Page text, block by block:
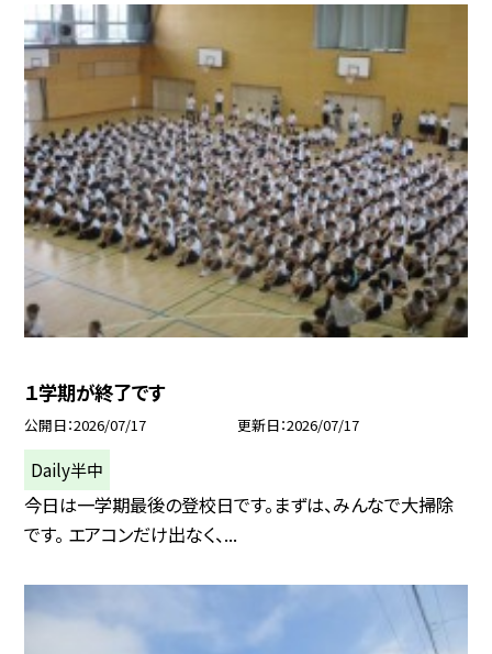
１学期が終了です
公開日 2026/07/17 更新日 2026/07/17
Daily半中
今日は一学期最後の登校日です。まずは、みんなで大掃除
です。 エアコンだけ出なく、...